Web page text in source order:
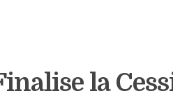
la